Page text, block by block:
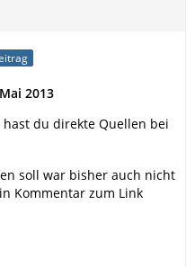
2013
du direkte Quellen bei
soll war bisher auch nicht
Kommentar zum Link